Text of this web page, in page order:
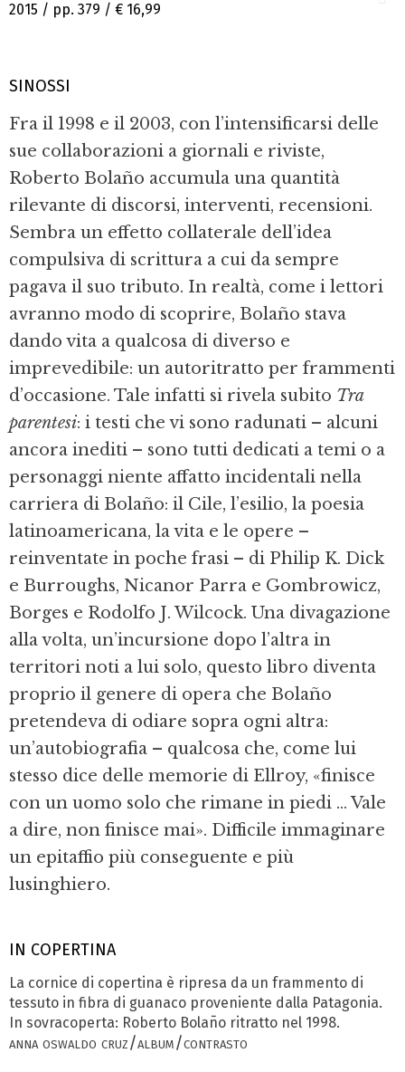
IN COPERTINA
La cornice di copertina è ripresa da un frammento di
tessuto in fibra di guanaco proveniente dalla Patagonia.
In sovracoperta: Roberto Bolaño ritratto nel 1998.
anna oswaldo cruz/album/contrasto
2015 / pp. 379 / € 16,99
SINOSSI
Fra il 1998 e il 2003, con l’intensificarsi delle
sue collaborazioni a giornali e riviste,
Roberto Bolaño accumula una quantità
rilevante di discorsi, interventi, recensioni.
Sembra un effetto collaterale dell’idea
compulsiva di scrittura a cui da sempre
pagava il suo tributo. In realtà, come i lettori
avranno modo di scoprire, Bolaño stava
dando vita a qualcosa di diverso e
imprevedibile: un autoritratto per frammenti
d’occasione. Tale infatti si rivela subito Tra
parentesi: i testi che vi sono radunati – alcuni
ancora inediti – sono tutti dedicati a temi o a
personaggi niente affatto incidentali nella
carriera di Bolaño: il Cile, l’esilio, la poesia
latinoamericana, la vita e le opere –
reinventate in poche frasi – di Philip K. Dick
e Burroughs, Nicanor Parra e Gombrowicz,
Borges e Rodolfo J. Wilcock. Una divagazione
alla volta, un’incursione dopo l’altra in
territori noti a lui solo, questo libro diventa
proprio il genere di opera che Bolaño
pretendeva di odiare sopra ogni altra:
un’autobiografia – qualcosa che, come lui
stesso dice delle memorie di Ellroy, «finisce
con un uomo solo che rimane in piedi ... Vale
a dire, non finisce mai». Difficile immaginare
un epitaffio più conseguente e più
lusinghiero.